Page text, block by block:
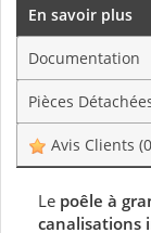
En savoir plus
Documentation
Pièces
Avis Clients
Le poêle à
canalisations